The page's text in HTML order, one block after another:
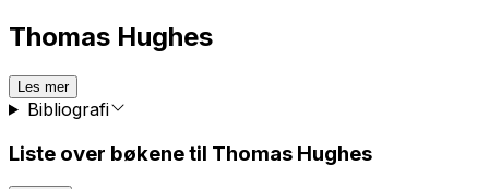
Thomas Hughes
Les mer
Bibliografi
Liste over bøkene til Thomas Hughes